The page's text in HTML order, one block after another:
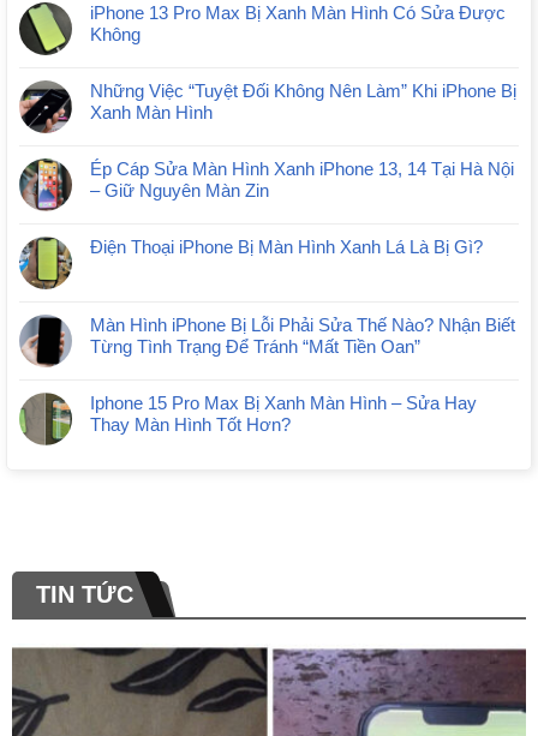
iPhone 13 Pro Max Bị Xanh Màn Hình Có Sửa Được
Không
Những Việc “Tuyệt Đối Không Nên Làm” Khi iPhone Bị
Xanh Màn Hình
Ép Cáp Sửa Màn Hình Xanh iPhone 13, 14 Tại Hà Nội
– Giữ Nguyên Màn Zin
Điện Thoại iPhone Bị Màn Hình Xanh Lá Là Bị Gì?
Màn Hình iPhone Bị Lỗi Phải Sửa Thế Nào? Nhận Biết
Từng Tình Trạng Để Tránh “Mất Tiền Oan”
Iphone 15 Pro Max Bị Xanh Màn Hình – Sửa Hay
Thay Màn Hình Tốt Hơn?
TIN TỨC